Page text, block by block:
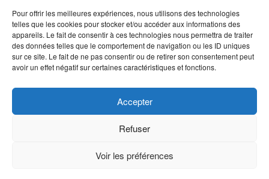
Pour offrir les meilleures expériences, nous utilisons des technologies
telles que les cookies pour stocker et/ou accéder aux informations des
appareils. Le fait de consentir à ces technologies nous permettra de traiter
des données telles que le comportement de navigation ou les ID uniques
sur ce site. Le fait de ne pas consentir ou de retirer son consentement peut
avoir un effet négatif sur certaines caractéristiques et fonctions.
Accepter
Refuser
Voir les préférences
Combien de fois arroser un cactus ?
Quelles fleurs offrir pour la fête des mères ?
Idées de décoration avec fleurs séchées